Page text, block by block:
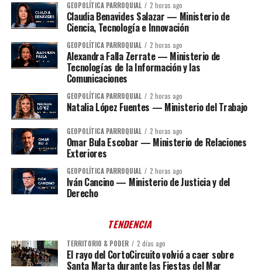
GEOPOLÍTICA PARROQUIAL 2 horas ago
Claudia Benavides Salazar — Ministerio de
Ciencia, Tecnología e Innovación
GEOPOLÍTICA PARROQUIAL 2 horas ago
Alexandra Falla Zerrate — Ministerio de
Tecnologías de la Información y las
Comunicaciones
GEOPOLÍTICA PARROQUIAL 2 horas ago
Natalia López Fuentes — Ministerio del Trabajo
GEOPOLÍTICA PARROQUIAL 2 horas ago
Omar Bula Escobar — Ministerio de Relaciones
Exteriores
GEOPOLÍTICA PARROQUIAL 2 horas ago
Iván Cancino — Ministerio de Justicia y del
Derecho
TENDENCIA
TERRITORIO & PODER 2 días ago
El rayo del CortoCircuito volvió a caer sobre
Santa Marta durante las Fiestas del Mar